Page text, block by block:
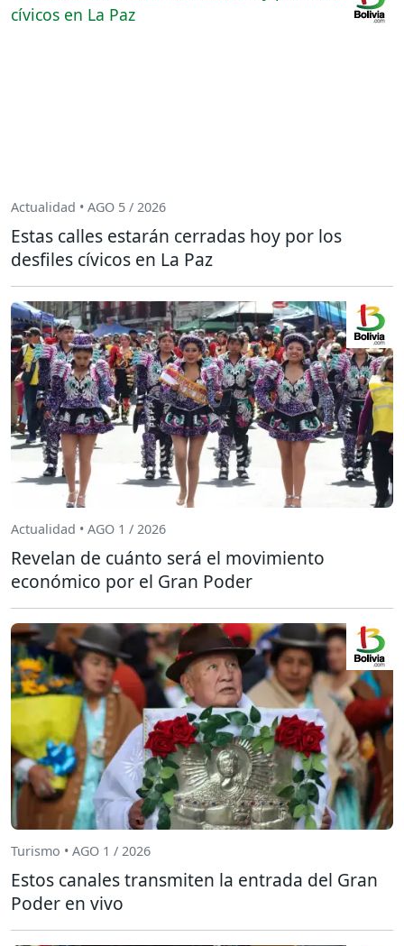
Actualidad • AGO 5 / 2026
Estas calles estarán cerradas hoy por los
desfiles cívicos en La Paz
Actualidad • AGO 1 / 2026
Revelan de cuánto será el movimiento
económico por el Gran Poder
Turismo • AGO 1 / 2026
Estos canales transmiten la entrada del Gran
Poder en vivo